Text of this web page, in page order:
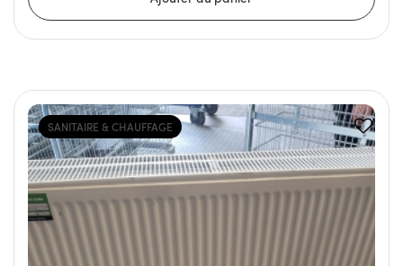
SANITAIRE & CHAUFFAGE